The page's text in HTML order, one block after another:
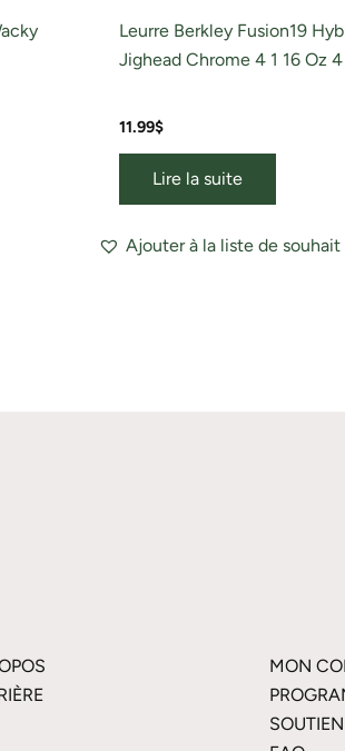
Leurre Berkley Fusion19
Jighead Chrome 4 1 16 Oz 4
11.99$
Lire la suite
Ajouter à la liste de souhait
MON